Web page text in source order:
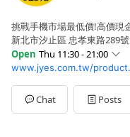
挑戰手機市場最低價!高價現
新北市汐止區 忠孝東路289號
Open Thu 11:30 - 21:00
Sun11:00 - 21:00
Mon11:30 - 21:00
Tue11:30 - 21:00
Wed11:30 - 21:00
www.jyes.com.tw/
Chat Posts